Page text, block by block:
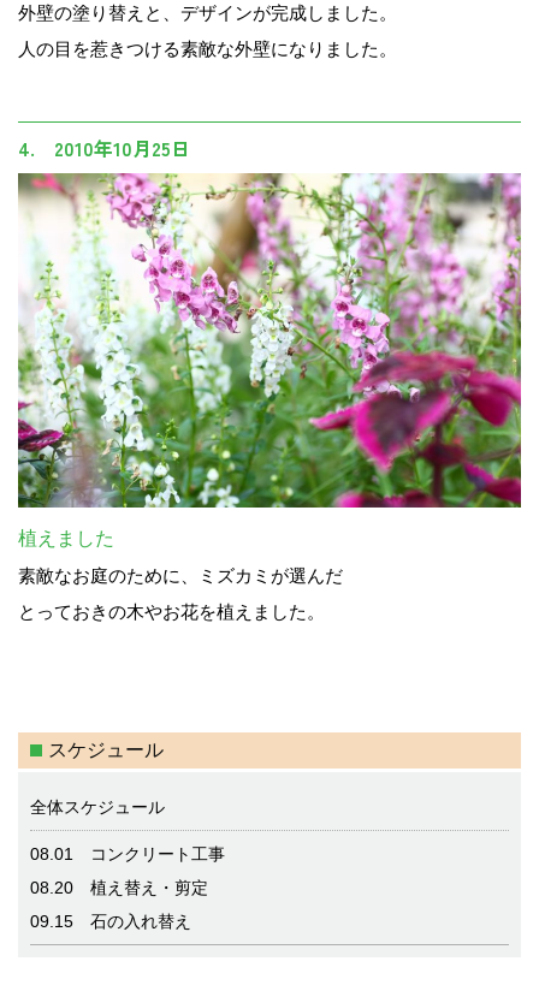
外壁の塗り替えと、デザインが完成しました。
人の目を惹きつける素敵な外壁になりました。
4. 2010年10月25日
植えました
素敵なお庭のために、ミズカミが選んだ
とっておきの木やお花を植えました。
スケジュール
全体スケジュール
08.01 コンクリート工事
08.20 植え替え・剪定
09.15 石の入れ替え